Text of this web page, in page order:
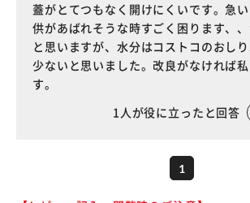
蓋がとてつもなく開けにくいです。急
供があばれそうな時すごく困ります、
と思いますが、水分はコストコのおし
少ないと思いました。改良がなければ
す。
1人が役に立ったと回答
1